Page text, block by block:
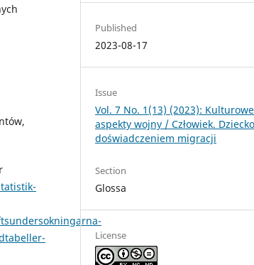
Published
2023-08-17
Issue
Vol. 7 No. 1(13) (2023): Kulturowe
aspekty wojny / Człowiek.
doświadczeniem migracji
Section
Glossa
License